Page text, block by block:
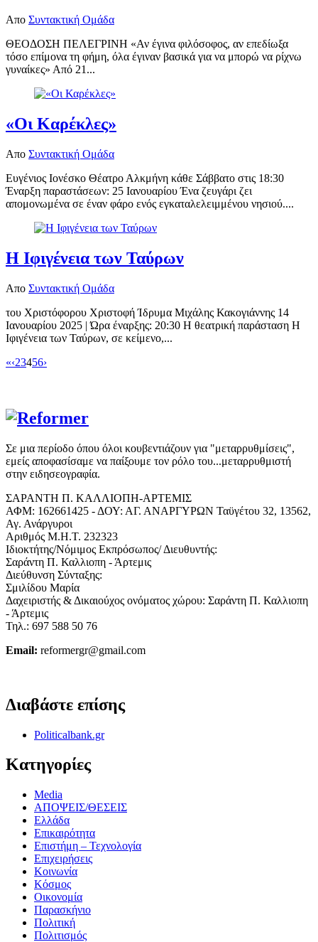
Απο Συντακτική Ομάδα
ΘEOΔOΣH ΠEΛEΓPINH «Αν έγινα φιλόσοφος, αν επεδίωξα
τόσο επίμονα τη φήμη, όλα έγιναν βασικά για να μπορώ να ρίχνω
γυναίκες» Από 21...
«Οι Καρέκλες»
Απο Συντακτική Ομάδα
Ευγένιος Ιονέσκο Θέατρο Αλκμήνη κάθε Σάββατο στις 18:30
Έναρξη παραστάσεων: 25 Ιανουαρίου Ένα ζευγάρι ζει
απομονωμένα σε έναν φάρο ενός εγκαταλελειμμένου νησιού....
Η Ιφιγένεια των Ταύρων
Απο Συντακτική Ομάδα
του Χριστόφορου Χριστοφή Ίδρυμα Μιχάλης Κακογιάννης 14
Ιανουαρίου 2025 | Ώρα έναρξης: 20:30 Η θεατρική παράσταση Η
Ιφιγένεια των Ταύρων, σε κείμενο,...
«‹23456›
Σε μια περίοδο όπου όλοι κουβεντιάζουν για "μεταρρυθμίσεις",
εμείς αποφασίσαμε να παίξουμε τον ρόλο του...μεταρρυθμιστή
στην ειδησεογραφία.
ΣΑΡΑΝΤΗ Π. ΚΑΛΛΙΟΠΗ-ΑΡΤΕΜΙΣ
ΑΦΜ: 162661425 - ΔΟΥ: ΑΓ. ΑΝΑΡΓΥΡΩΝ Ταϋγέτου 32, 13562,
Αγ. Ανάργυροι
Αριθμός Μ.Η.Τ. 232323
Ιδιοκτήτης/Νόμιμος Εκπρόσωπος/ Διευθυντής:
Σαράντη Π. Καλλιοπη - Άρτεμις
Διεύθυνση Σύνταξης:
Σμιλίδου Μαρία
Δαχειριστής & Δικαιούχος ονόματος χώρου: Σαράντη Π. Καλλιοπη
- Άρτεμις
Τηλ.: 697 588 50 76
Email: reformergr@gmail.com
Διαβάστε επίσης
Politicalbank.gr
Κατηγορίες
Media
ΑΠΟΨΕΙΣ/ΘΕΣΕΙΣ
Ελλάδα
Επικαιρότητα
Επιστήμη – Τεχνολογία
Επιχειρήσεις
Κοινωνία
Κόσμος
Οικονομία
Παρασκήνιο
Πολιτική
Πολιτισμός